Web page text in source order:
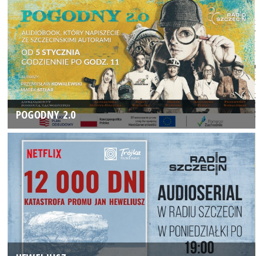
POGODNY 2.0